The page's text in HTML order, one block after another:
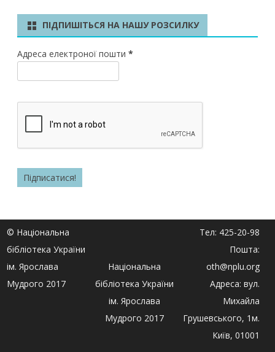
ПІДПИШІТЬСЯ НА НАШУ РОЗСИЛКУ
Адреса електроної пошти *
© Національна
бібліотека України
ім. Ярослава
Мудрого 2017
Національна
бібліотека України
ім. Ярослава
Мудрого 2017
Тел: 425-20-98
Пошта:
oth@nplu.org
Адреса: вул.
Михайла
Грушевського, 1м.
Київ, 01001